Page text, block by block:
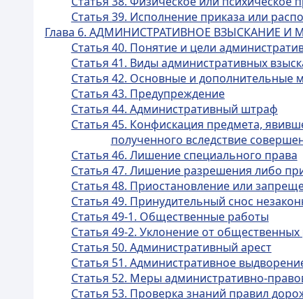
Статья 39. Исполнение приказа или
Глава 6. АДМИНИСТРАТИВНОЕ ВЗЫСКАНИЕ
Статья 40. Понятие и цели
Статья 41. Виды административных
Статья 42. Основные и дополнительные
Статья 43. Предупреждение
Статья 44. Административный штраф
Статья 45. Конфискация предмета,
полученного вследствие
Статья 46. Лишение специального права
Статья 47. Лишение разрешения либо
Статья 48. Приостановление или
Статья 49. Принудительный снос
Статья 49-1. Общественные работы
Статья 49-2. Уклонение от общественных
Статья 50. Административный арест
Статья 51. Административное
Статья 52. Меры административно-
Статья 53. Проверка знаний правил